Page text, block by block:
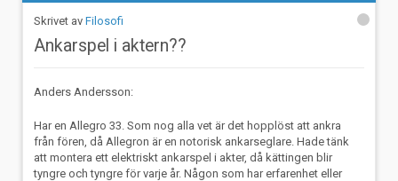
Filosofi
Ankarspel i aktern??
Anders Andersson:
Har en Allegro 33. Som nog alla vet är det hopplöst att ankra
från fören, då Allegron är en notorisk ankarseglare. Hade tänk
att montera ett elektriskt ankarspel i akter, då kättingen blir
tyngre och tyngre för varje år. Någon som har erfarenhet eller